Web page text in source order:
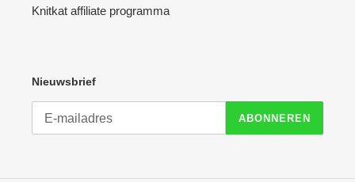
Knitkat affiliate programma
Nieuwsbrief
ABONNEREN